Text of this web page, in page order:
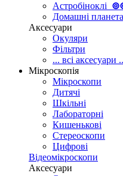
Астробіноклі ⊚
Домашні
Аксесуари
Окуляри
Фільтри
... всі аксесуари
Мікроскопія
Мікроскопи
Дитячі
Шкільні
Лабораторні
Кишенькові
Стереоскопи
Цифрові
Відеомікроскопи
Аксесуари